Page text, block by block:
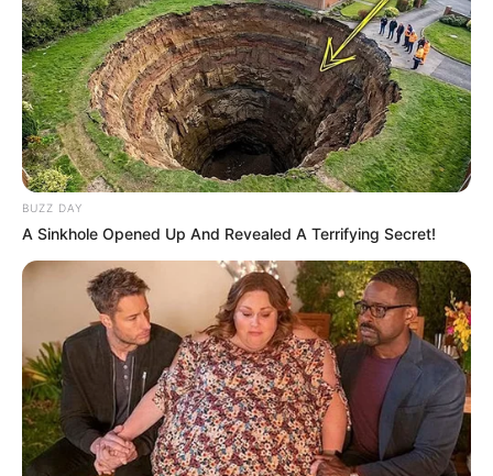
BUZZ DAY
A Sinkhole Opened Up And Revealed A Terrifying Secret!